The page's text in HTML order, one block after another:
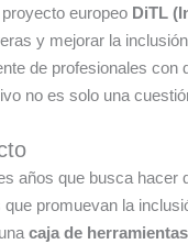
europeo DiTL
y mejorar la
de profesionales
no es solo una
años que busca
promuevan la
caja de herramientas